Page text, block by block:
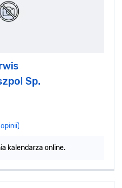
Sp.
kalendarza online.